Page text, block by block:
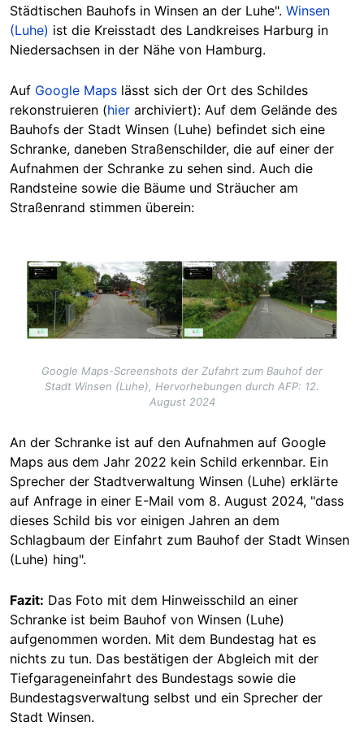
Städtischen Bauhofs in Winsen an der Luhe". Winsen
(Luhe) ist die Kreisstadt des Landkreises Harburg in
Niedersachsen in der Nähe von Hamburg.
Auf Google Maps lässt sich der Ort des Schildes
rekonstruieren (hier archiviert): Auf dem Gelände des
Bauhofs der Stadt Winsen (Luhe) befindet sich eine
Schranke, daneben Straßenschilder, die auf einer der
Aufnahmen der Schranke zu sehen sind. Auch die
Randsteine sowie die Bäume und Sträucher am
Straßenrand stimmen überein:
Image
Google Maps-Screenshots der Zufahrt zum Bauhof der
Stadt Winsen (Luhe), Hervorhebungen durch AFP: 12.
August 2024
An der Schranke ist auf den Aufnahmen auf Google
Maps aus dem Jahr 2022 kein Schild erkennbar. Ein
Sprecher der Stadtverwaltung Winsen (Luhe) erklärte
auf Anfrage in einer E-Mail vom 8. August 2024, "dass
dieses Schild bis vor einigen Jahren an dem
Schlagbaum der Einfahrt zum Bauhof der Stadt Winsen
(Luhe) hing".
Fazit: Das Foto mit dem Hinweisschild an einer
Schranke ist beim Bauhof von Winsen (Luhe)
aufgenommen worden. Mit dem Bundestag hat es
nichts zu tun. Das bestätigen der Abgleich mit der
Tiefgarageneinfahrt des Bundestags sowie die
Bundestagsverwaltung selbst und ein Sprecher der
Stadt Winsen.